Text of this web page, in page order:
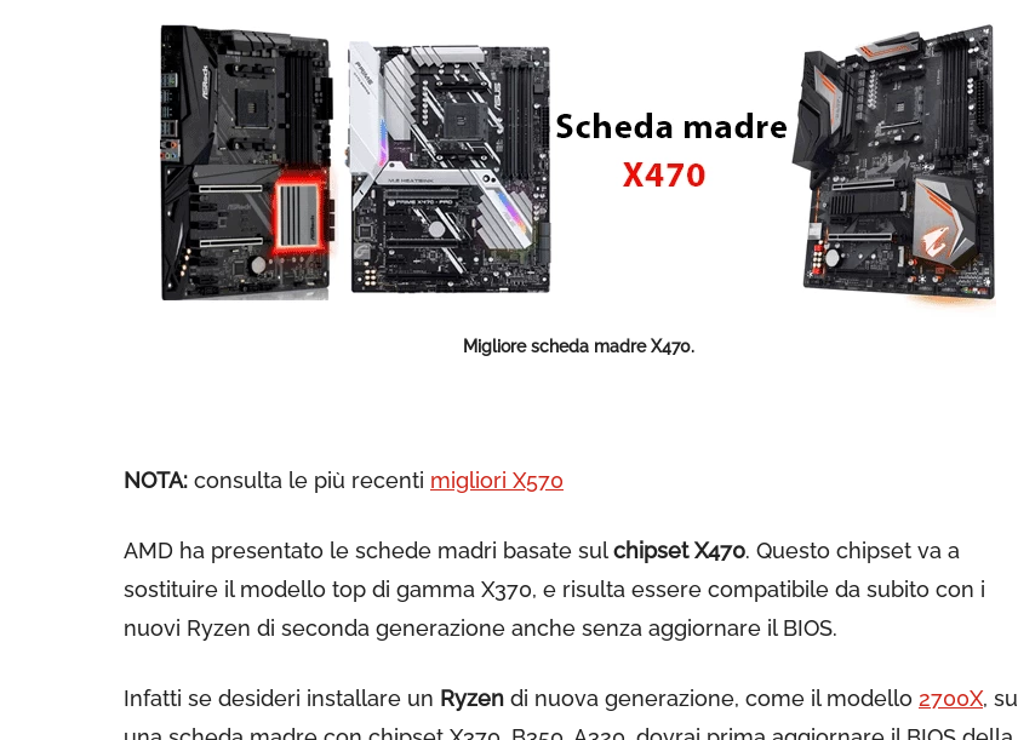
Migliore scheda madre X470.
NOTA: consulta le più recenti migliori X570
AMD ha presentato le schede madri basate sulchipset X470. Questo chipset va a
sostituire il modello top di gamma X370, e risulta essere compatibile da subito con i
nuovi Ryzen di seconda generazione anche senza aggiornare il BIOS.
Infatti se desideri installare un Ryzen di nuova generazione, come il modello 2700X, su